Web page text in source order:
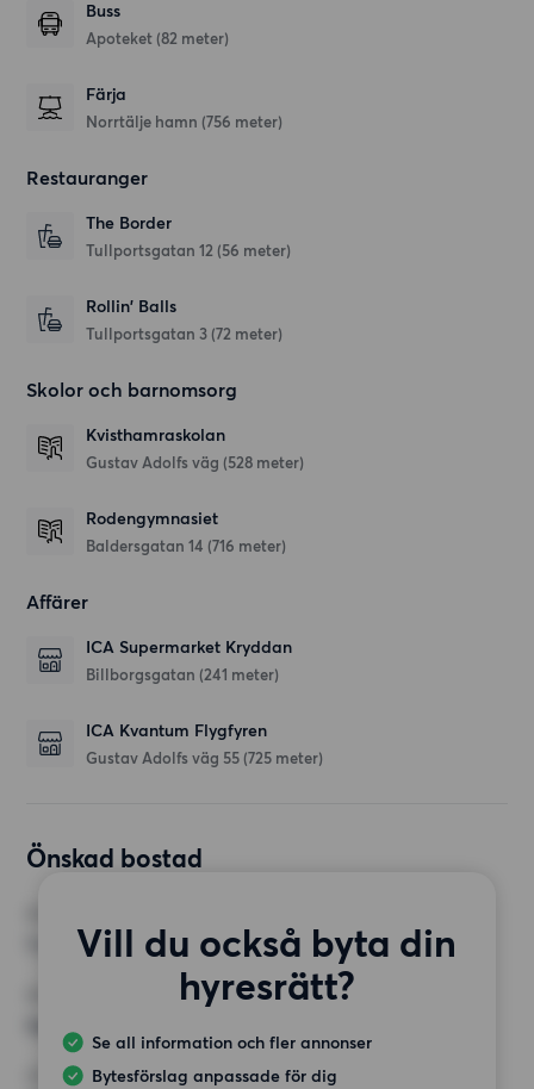
Buss
Apoteket (82 meter)
Färja
Norrtälje hamn (756 meter)
Restauranger
The Border
Tullportsgatan 12 (56 meter)
Rollin' Balls
Tullportsgatan 3 (72 meter)
Skolor och barnomsorg
Kvisthamraskolan
Gustav Adolfs väg (528 meter)
Rodengymnasiet
Baldersgatan 14 (716 meter)
Affärer
ICA Supermarket Kryddan
Billborgsgatan (241 meter)
ICA Kvantum Flygfyren
Gustav Adolfs väg 55 (725 meter)
Önskad bostad
Vill du också byta din
hyresrätt?
Se all information och fler annonser
Bytesförslag anpassade för dig
MINST ANTAL KVADRATMETER
HÖGSTA HYRA